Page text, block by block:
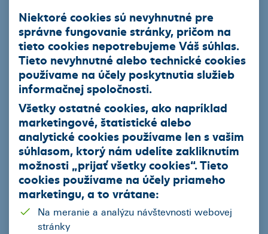
Smart finančný leasing
Operatívny leasing
EIB úver so zvýhodneným úrokom
Ekofinancovanie
Naša ponuka
Akciová ponuka vybraných partnerov ČSOB Leasing
Jazdené vozidlá z repredaja
Podnikatelia
Fyzické osoby
Niektoré cookies sú nevyhnutné pre
správne fungovanie stránky, pričom na
tieto cookies nepotrebujeme Váš súhlas.
Tieto nevyhnutné alebo technické cookies
používame na účely poskytnutia služieb
informačnej spoločnosti.
Všetky ostatné cookies, ako napríklad
marketingové, štatistické alebo
analytické cookies používame len s vašim
súhlasom, ktorý nám udelíte zakliknutím
možnosti „ prijať všetky cookies“. Tieto
cookies používame naúčely priameho
marketingu, a to vrátane:
Na meranie a analýzu návštevnosti webovej
stránky